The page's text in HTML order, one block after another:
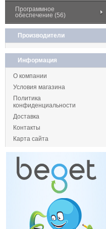
Программное
обеспечение (56)
Производители
Информация
О компании
Условия магазина
Политика
конфиденциальности
Доставка
Контакты
Карта сайта